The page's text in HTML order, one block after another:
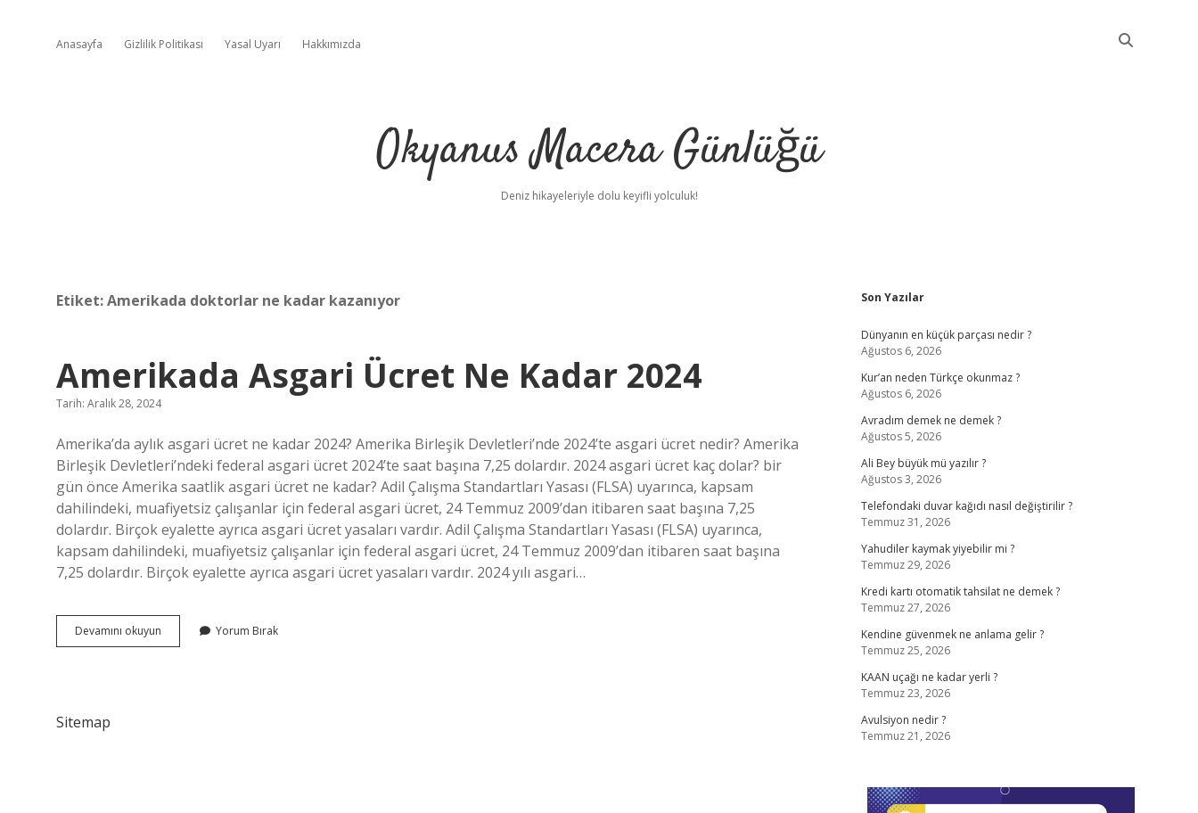
Anasayfa Gizlilik Politikası Yasal Uyarı Hakkımızda
Okyanus Macera Günlüğü
Deniz hikayeleriyle dolu keyifli yolculuk!
Etiket:Amerikada doktorlar ne kadar kazanıyor
Amerikada Asgari Ücret Ne Kadar 2024
Tarih: Aralık 28, 2024
Amerika’da aylık asgari ücret ne kadar 2024? Amerika Birleşik Devletleri’nde 2024’te asgari ücret nedir? Amerika
Birleşik Devletleri’ndeki federal asgari ücret 2024’te saat başına 7,25 dolardır. 2024 asgari ücret kaç dolar? bir
gün önce Amerika saatlik asgari ücret ne kadar? Adil Çalışma Standartları Yasası (FLSA) uyarınca, kapsam
dahilindeki, muafiyetsiz çalışanlar için federal asgari ücret, 24 Temmuz 2009’dan itibaren saat başına 7,25
dolardır. Birçok eyalette ayrıca asgari ücret yasaları vardır. Adil Çalışma Standartları Yasası (FLSA) uyarınca,
kapsam dahilindeki, muafiyetsiz çalışanlar için federal asgari ücret, 24 Temmuz 2009’dan itibaren saat başına
7,25 dolardır. Birçok eyalette ayrıca asgari ücret yasaları vardır. 2024 yılı asgari…
Devamını okuyun Amerikada
Asgari
Yorum Bırak
Sitemap
Sidebar
Son Yazılar
Dünyanın en küçük parçası nedir ?
Ağustos 6, 2026
Kur’an neden Türkçe okunmaz ?
Ağustos 6, 2026
Avradım demek ne demek ?
Ağustos 5, 2026
Ali Bey büyük mü yazılır ?
Ağustos 3, 2026
Telefondaki duvar kağıdı nasıl değiştirilir ?
Temmuz 31, 2026
Yahudiler kaymak yiyebilir mi ?
Temmuz 29, 2026
Kredi kartı otomatik tahsilat ne demek ?
Temmuz 27, 2026
Kendine güvenmek ne anlama gelir ?
Temmuz 25, 2026
KAAN uçağı ne kadar yerli ?
Temmuz 23, 2026
Avulsiyon nedir ?
Temmuz 21, 2026